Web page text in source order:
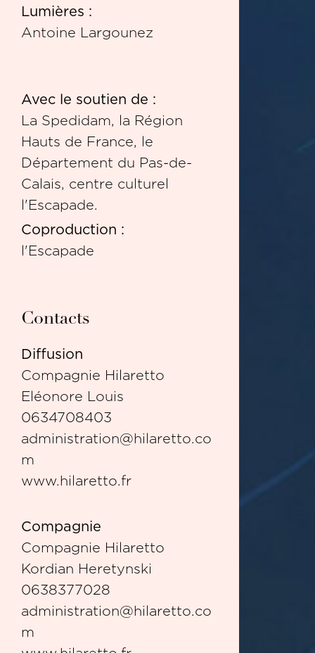
Lumières :
Antoine Largounez
Avec le soutien de :
La Spedidam, la Région
Hauts de France, le
Département du Pas-de-
Calais, centre culturel
l'Escapade.
Coproduction :
l'Escapade
Contacts
Diffusion
Compagnie Hilaretto
Eléonore Louis
0634708403
administration@hilaretto.co
m
www.hilaretto.fr
Compagnie
Compagnie Hilaretto
Kordian Heretynski
0638377028
administration@hilaretto.co
m